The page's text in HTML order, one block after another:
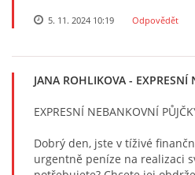
5. 11. 2024 10:19 Odpovědět
JANA ROHLIKOVA - EXPRESNÍ
EXPRESNÍ NEBANKOVNÍ
Dobrý den, jste v tíživé
urgentně peníze na realizaci